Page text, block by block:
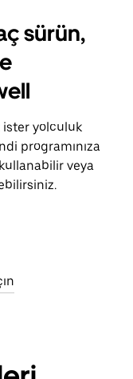
sürün,
yolculuk
programınıza
kullanabilir veya